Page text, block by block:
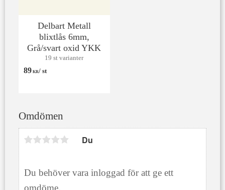
Omdömen
Du
Delbart Metall
blixtlås 6mm,
Grå/svart oxid YKK
19 st varianter
89KR/ st